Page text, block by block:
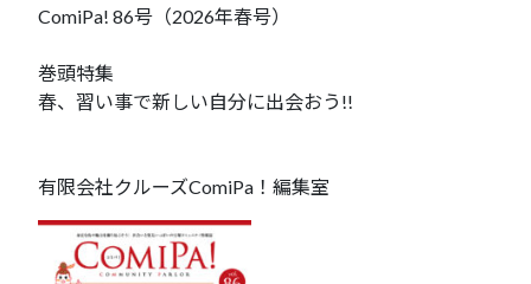
ComiPa! 86号（2026年春号）
巻頭特集
春、習い事で新しい自分に出会おう!!
有限会社クルーズComiPa！編集室